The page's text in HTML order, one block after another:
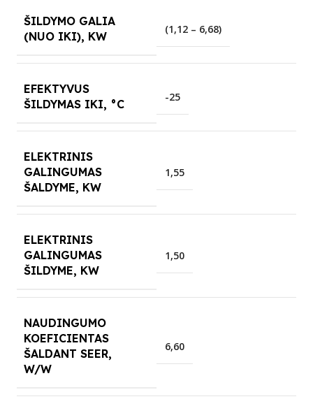
ŠILDYMO GALIA
(NUO IKI), KW
(1,12 – 6,68)
EFEKTYVUS
ŠILDYMAS IKI, °C
-25
ELEKTRINIS
GALINGUMAS
ŠALDYME, KW
1,55
ELEKTRINIS
GALINGUMAS
ŠILDYME, KW
1,50
NAUDINGUMO
KOEFICIENTAS
ŠALDANT SEER,
W/W
6,60